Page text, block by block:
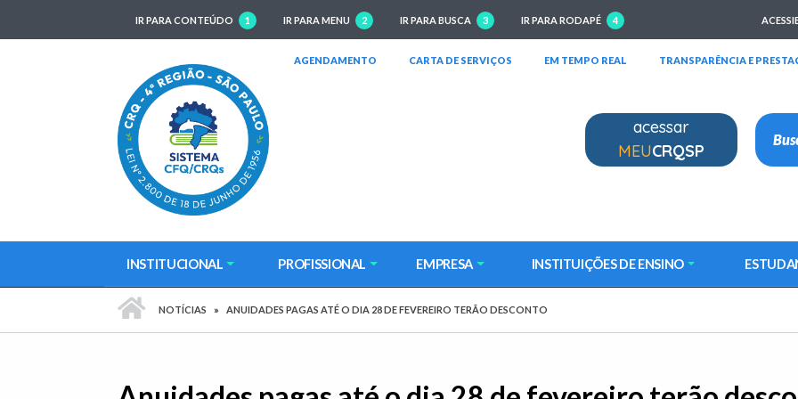
IR PARA CONTEÚDO 1 IR PARA MENU 2 IR PARA BUSCA 3 IR PARA RODAPÉ 4
AGENDAMENTO (ABRIRÁ EM NOVA JANELA)
CARTA DE SERVIÇOS (ABRIRÁ EM NOVA JANELA)
EM TEMPO REAL (ABRIRÁ EM NOVA JANELA)
TRANSPARÊNCIA E
acessar
MEUCRQSP
INSTITUCIONAL PROFISSIONAL EMPRESA INSTITUIÇÕES DE ENSINO
PÁGINA INICIAL
NOTÍCIAS ANUIDADES PAGAS ATÉ O DIA 28 DE FEVEREIRO TERÃO DESCONTO